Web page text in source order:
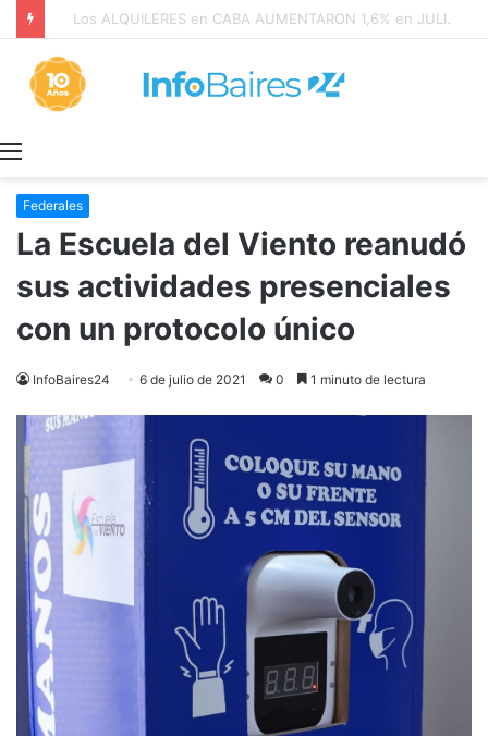
Los ALQUILERES en CABA AUMENTARON 1,6% en JULIO: 17,5% en 2026
Federales
La Escuela del Viento reanudó
sus actividades presenciales
con un protocolo único
InfoBaires24 6 de julio de 2021 0 1 minuto de lectura